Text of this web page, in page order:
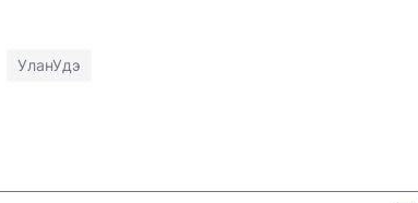
УланУдэ